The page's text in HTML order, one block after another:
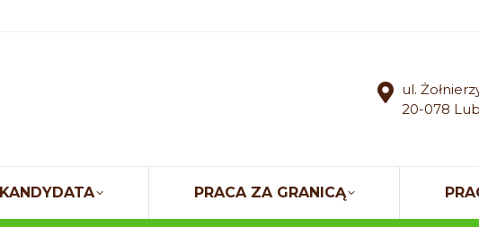
ul.
20-078
PRACA ZA GRANICĄ